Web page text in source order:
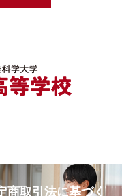
商取引法に基づく